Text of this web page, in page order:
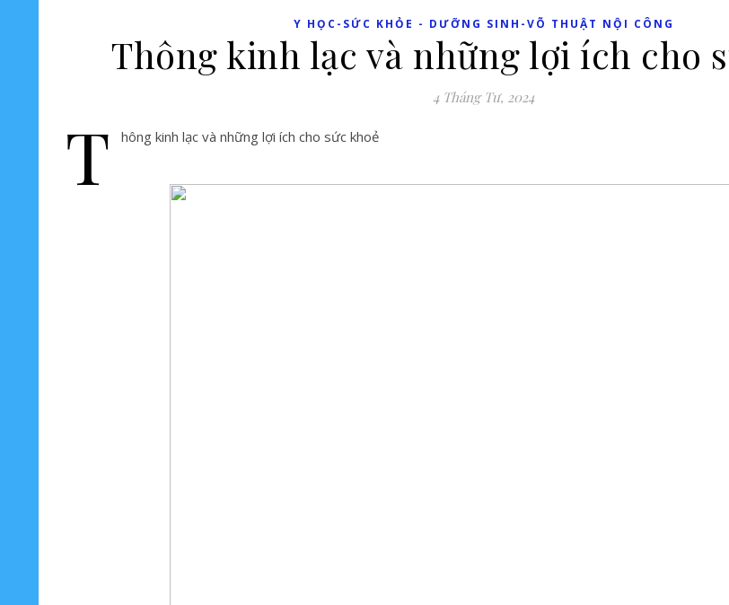
Y HỌC-SỨC KHỎE - DƯỠNG SINH-VÕ THUẬT NỘI CÔNG
Thông kinh lạc và những lợi ích cho
4 Tháng Tư, 2024
T hông kinh lạc và những lợi ích cho sức khoẻ